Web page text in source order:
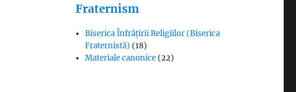
Fraternism
Biserica Înfrățirii Religiilor (Biserica
Fraternistă) (18)
Materiale canonice (22)